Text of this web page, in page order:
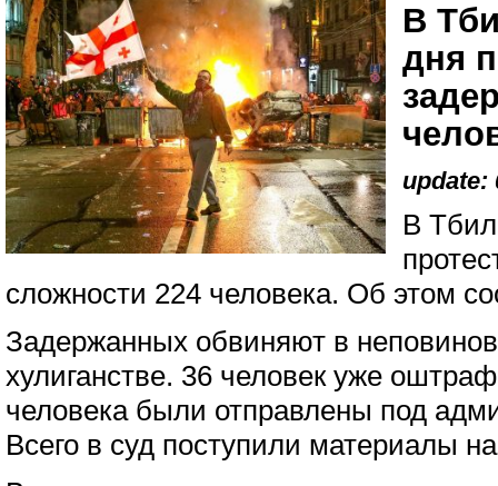
В
дня
update:
В
сложности 224 человека. Об этом
Задержанных обвиняют в
хулиганстве. 36 человек уже
человека были отправлены под
Всего в суд поступили материалы